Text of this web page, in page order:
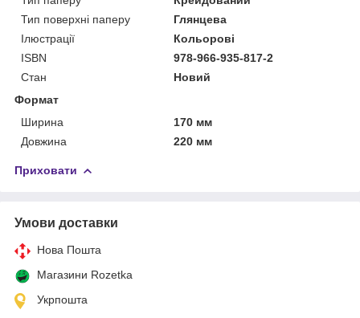
Тип поверхні паперу
Глянцева
Ілюстрації
Кольорові
ISBN
978-966-935-817-2
Стан
Новий
Формат
Ширина
170 мм
Довжина
220 мм
Приховати
Умови доставки
Нова Пошта
Магазини Rozetka
Укрпошта